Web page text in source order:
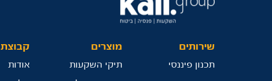
שירותים
תכנון פיננסי
מוצרים
תיקי השקעות אודות